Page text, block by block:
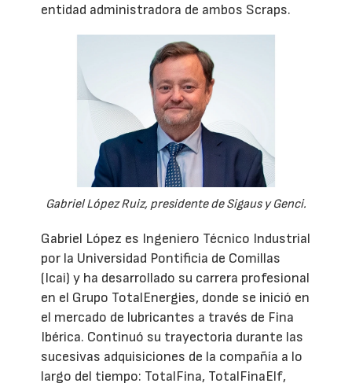
entidad administradora de ambos Scraps.
Gabriel López Ruiz, presidente de Sigaus y Genci.
Gabriel López es Ingeniero Técnico Industrial
por la Universidad Pontificia de Comillas
(Icai) y ha desarrollado su carrera profesional
en el Grupo TotalEnergies, donde se inició en
el mercado de lubricantes a través de Fina
Ibérica. Continuó su trayectoria durante las
sucesivas adquisiciones de la compañía a lo
largo del tiempo: TotalFina, TotalFinaElf,